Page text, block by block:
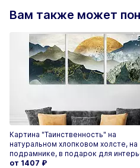
Вам также может
Картина "Таинственность" на
натуральном хлопковом холсте, на
подрамнике, в подарок для
от 1407 ₽